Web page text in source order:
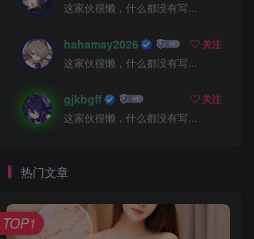
这家伙很懒，什么都没有写...
hahamay2026
关注
这家伙很懒，什么都没有写...
gjkbgff
关注
这家伙很懒，什么都没有写...
热门文章
TOP1